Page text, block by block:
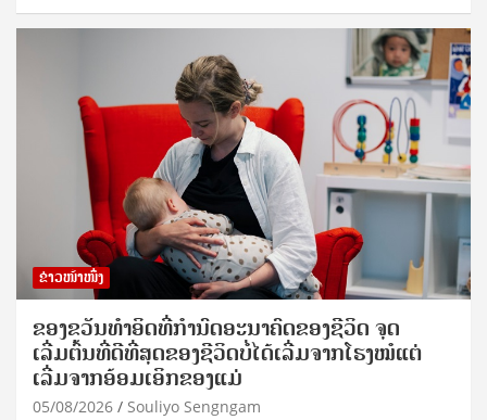
ຂ່າວໜ້າໜຶ່ງ
ຂອງຂວັນທໍາອິດທີ່ກໍານົດອະນາຄົດຂອງຊີວິດ ຈຸດ
ເລີ່ມຕົ້ນທີ່ດີທີ່ສຸດຂອງຊີວິດບໍ່ໄດ້ເລີ່ມຈາກໂຮງໝໍແຕ່
ເລີ່ມຈາກອ້ອມເອິກຂອງແມ່
05/08/2026 Souliyo Sengngam